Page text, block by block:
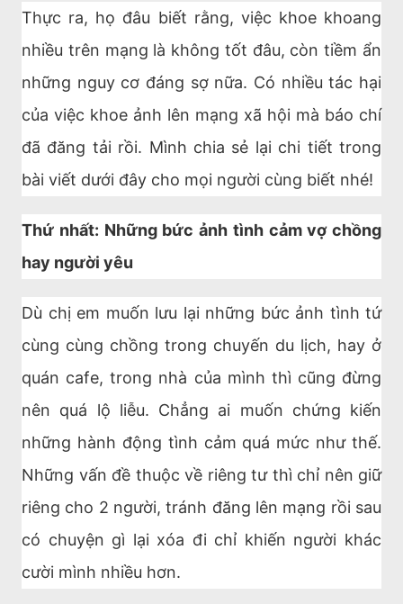
Thực ra, họ đâu biết rằng, việc khoe khoang
nhiều trên mạng là không tốt đâu, còn tiềm ẩn
những nguy cơ đáng sợ nữa. Có nhiều tác hại
của việc khoe ảnh lên mạng xã hội mà báo chí
đã đăng tải rồi. Mình chia sẻ lại chi tiết trong
bài viết dưới đây cho mọi người cùng biết nhé!
Thứ nhất: Những bức ảnh tình cảm vợ chồng
hay người yêu
Dù chị em muốn lưu lại những bức ảnh tình tứ
cùng cùng chồng trong chuyến du lịch, hay ở
quán cafe, trong nhà của mình thì cũng đừng
nên quá lộ liễu. Chẳng ai muốn chứng kiến
những hành động tình cảm quá mức như thế.
Những vấn đề thuộc về riêng tư thì chỉ nên giữ
riêng cho 2 người, tránh đăng lên mạng rồi sau
có chuyện gì lại xóa đi chỉ khiến người khác
cười mình nhiều hơn.